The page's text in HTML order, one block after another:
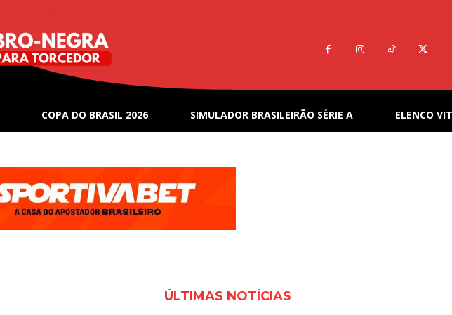
COPA DO BRASIL 2026 SIMULADOR BRASILEIRÃO SÉRIE A ELENCO
ÚLTIMAS NOTÍCIAS